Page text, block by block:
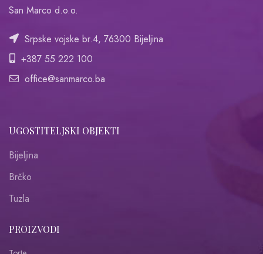
San Marco d.o.o.
Srpske vojske br.4, 76300 Bijeljina
+387 55 222 100
office@sanmarco.ba
UGOSTITELJSKI OBJEKTI
Bijeljina
Brčko
Tuzla
PROIZVODI